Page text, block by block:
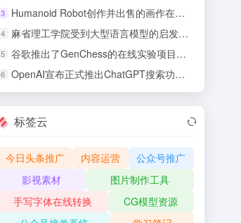
3 Humanoid Robot创作并出售的画作在拍卖中以超过100万美元的价格成交
4 麻省理工学院受到大型语言模型的启发的方法 旨在教授机器人全新的技能
5 谷歌推出了GenChess的在线实验项目，允许玩家通过文字提示来定制自己的棋子
6 OpenAI宣布正式推出ChatGPT搜索功能，导致谷歌母公司的股价下跌了近2%
标签云
今日头条推广 内容运营
公众号推广
影视素材
图片制作工具
手写字体在线转换
CG模型资源